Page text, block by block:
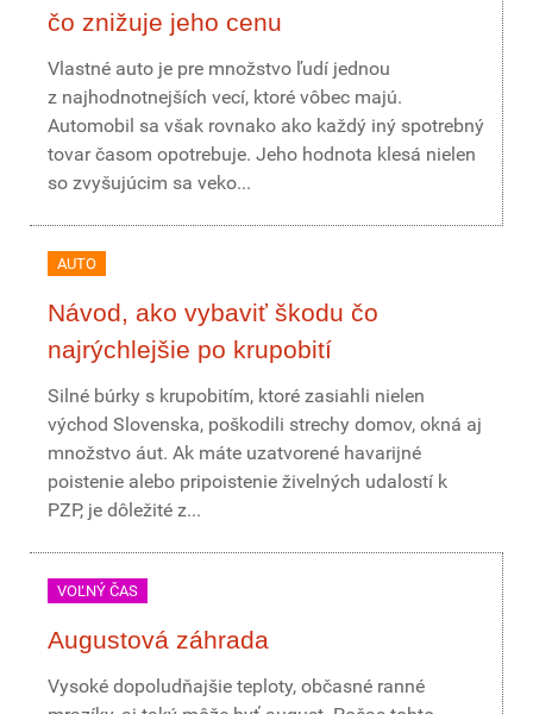
čo znižuje jeho cenu
Vlastné auto je pre množstvo ľudí jednou
z najhodnotnejších vecí, ktoré vôbec majú.
Automobil sa však rovnako ako každý iný spotrebný
tovar časom opotrebuje. Jeho hodnota klesá nielen
so zvyšujúcim sa veko...
AUTO
Návod, ako vybaviť škodu čo
najrýchlejšie po krupobití
Silné búrky s krupobitím, ktoré zasiahli nielen
východ Slovenska, poškodili strechy domov, okná aj
množstvo áut. Ak máte uzatvorené havarijné
poistenie alebo pripoistenie živelných udalostí k
PZP, je dôležité z...
VOĽNÝ ČAS
Augustová záhrada
Vysoké dopoludňajšie teploty, občasné ranné